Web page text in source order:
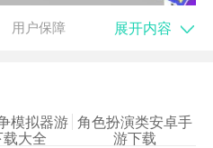
用户保障 展开内容
模拟器游
载大全
角色扮演类安卓手
游下载